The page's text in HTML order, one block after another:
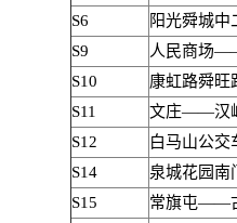
S6
阳光舜城
S9
人民商场
S10
康虹路舜
S11
文庄——汉
S12
白马山公
S14
泉城花园
S15
常旗屯——